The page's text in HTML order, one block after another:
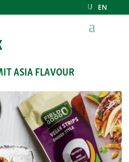
EN
ASIA FLAVOUR